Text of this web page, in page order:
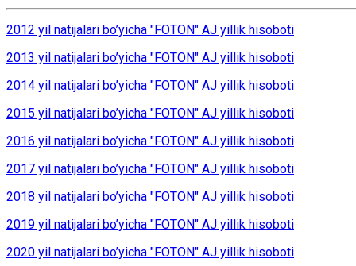
2012 yil nаtijаlаri bo’yichа "FOTON" АJ yillik hisоbоti
2013 yil nаtijаlаri bo’yichа "FOTON" АJ yillik hisоbоti
2014 yil nаtijаlаri bo’yichа "FOTON" АJ yillik hisоbоti
2015 yil nаtijаlаri bo’yichа "FOTON" АJ yillik hisоbоti
2016 yil nаtijаlаri bo’yichа "FOTON" АJ yillik hisоbоti
2017 yil nаtijаlаri bo’yichа "FOTON" АJ yillik hisоbоti
2018 yil nаtijаlаri bo’yichа "FOTON" АJ yillik hisоbоti
2019 yil nаtijаlаri bo’yichа "FOTON" АJ yillik hisоbоti
2020 yil nаtijаlаri bo’yichа "FOTON" АJ yillik hisоbоti